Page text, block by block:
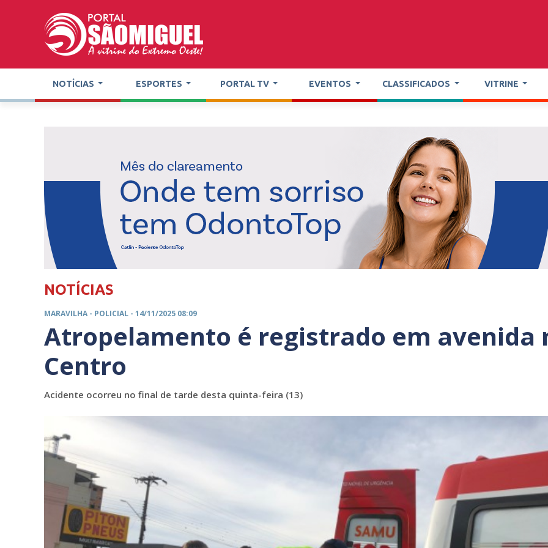
NOTÍCIAS ESPORTES PORTAL TV EVENTOS CLASSIFICADOS VITRINE
NOTÍCIAS
MARAVILHA - POLICIAL - 14/11/2025 08:09
Atropelamento é registrado em avenida
Centro
Acidente ocorreu no final de tarde desta quinta-feira (13)